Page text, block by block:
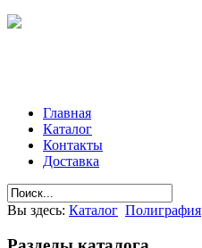
Главная
Каталог
Контакты
Доставка
Вы здесь: Каталог Полиграфия